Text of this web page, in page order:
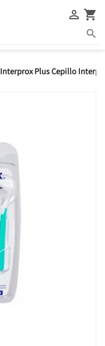

 
Interprox Plus Cepillo